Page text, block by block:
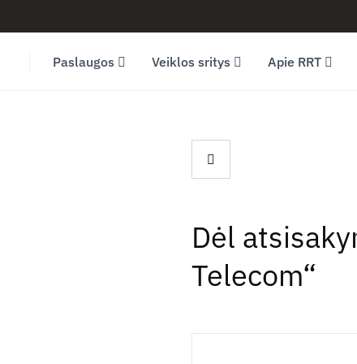
Paslaugos Veiklos sritys Apie RRT
Dėl
Telecom“